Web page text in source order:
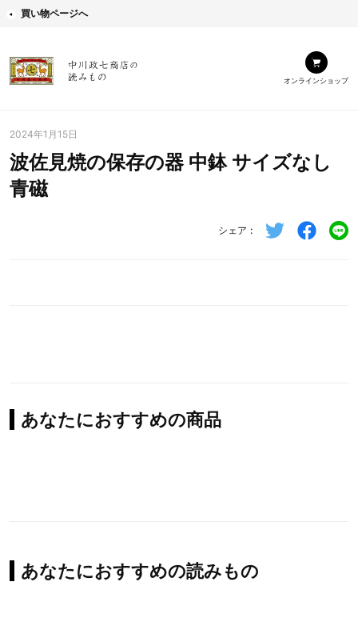
買い物ページへ
オンラインショップ
2024年1月15日
波佐見焼の保存の器 中鉢 サイズなし
青磁
シェア
あなたにおすすめの商品
あなたにおすすめの読みもの